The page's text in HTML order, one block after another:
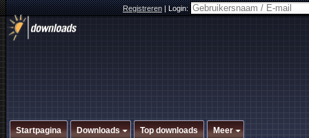
Registreren|Login:
Startpagina Downloads Top downloads Meer